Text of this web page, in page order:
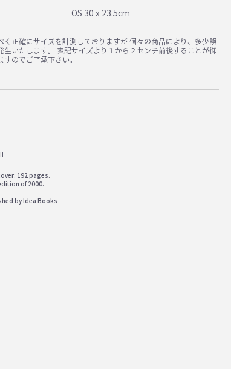
OS 30 x 23.5cm
く正確にサイズを計測しておりますが 個々の商品により、多少誤
生いたします。 表記サイズより１から２センチ前後することが御
すのでご了承下さい。
192 pages.
of 2000.
by Idea Books